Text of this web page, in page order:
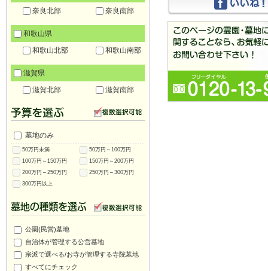
奈良北部
奈良南部
和歌山県
和歌山北部
和歌山南部
滋賀県
滋賀北部
滋賀南部
墓地のみ
50万円未満
50万円～100万円
100万円～150万円
150万円～200万円
200万円～250万円
250万円～300万円
300万円以上
公園(民営)墓地
自治体が管理する公営墓地
宗派で選べる/お寺が管理する寺院墓地
すべてにチェック